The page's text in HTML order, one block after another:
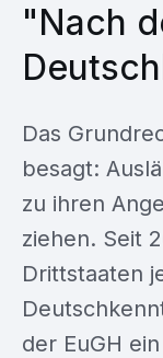
"Nach
Das
besagt:
zu ihren
ziehen. Seit
Drittstaaten
der EuGH